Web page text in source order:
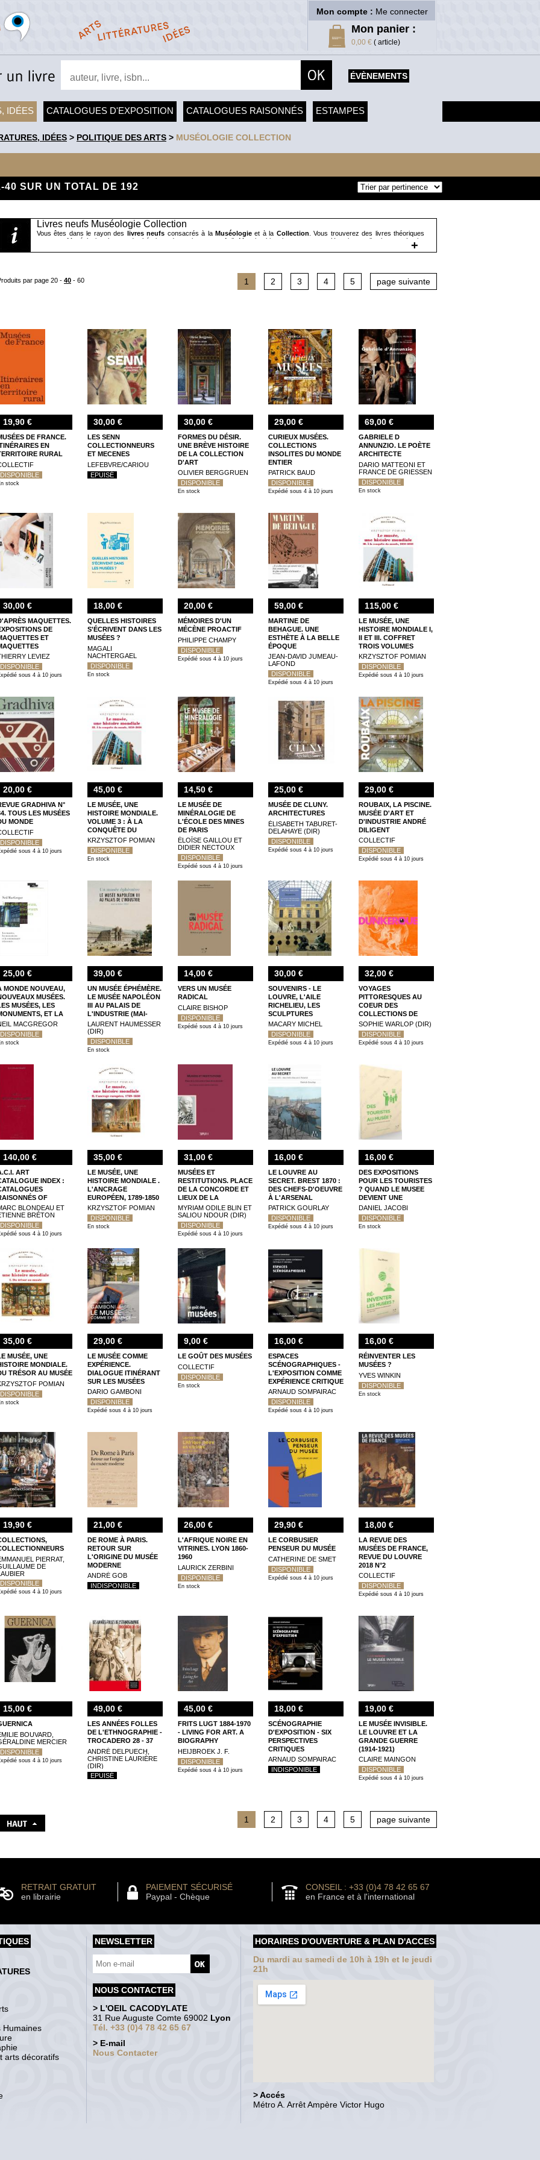
Mon compte : Me connecter
Mon panier :
0,00 € ( article)
ÉVÈNEMENTS
IDÉES CATALOGUES D'EXPOSITION CATALOGUES RAISONNÉS ESTAMPES
IDÉES > POLITIQUE DES ARTS > MUSÉOLOGIE COLLECTION
40 SUR UN TOTAL DE 192
Livres neufs Muséologie Collection
Vous êtes dans le rayon des livres neufs consacrés à la Muséologieet à la Collection . Vous trouverez des livres théoriques
comme « Muséologie, champs de théorie et de pratique » par Anik Meunier, historiques comme « Un prince collectionneur, Louis-
+
par page 20 - 40 - 60 1 2 3 4 5 page suivante
19,90 €
DE FRANCE.
EN
RURAL
DISPONIBLE
stock
30,00 €
LES SENN
COLLECTIONNEURS
ET MECENES
LEFEBVRE/CARIOU
EPUISÉ
30,00 €
FORMES DU DÉSIR.
UNE BRÈVE HISTOIRE
DE LA COLLECTION
D'ART
OLIVIER BERGGRUEN
DISPONIBLE
En stock
29,00 €
CURIEUX MUSÉES.
COLLECTIONS
INSOLITES DU MONDE
ENTIER
PATRICK BAUD
DISPONIBLE
Expédié sous 4 à 10 jours
69,00 €
GABRIELE D
ANNUNZIO. LE POÈTE
ARCHITECTE
DARIO MATTEONI ET
FRANCE DE GRIESSEN
DISPONIBLE
En stock
30,00 €
MAQUETTES.
DE
ET
LEVIEZ
DISPONIBLE
sous 4 à 10 jours
18,00 €
QUELLES HISTOIRES
S'ÉCRIVENT DANS LES
MUSÉES ?
MAGALI
NACHTERGAEL
DISPONIBLE
En stock
20,00 €
MÉMOIRES D'UN
MÉCÈNE PROACTIF
PHILIPPE CHAMPY
DISPONIBLE
Expédié sous 4 à 10 jours
59,00 €
MARTINE DE
BEHAGUE. UNE
ESTHÈTE À LA BELLE
ÉPOQUE
JEAN-DAVID JUMEAU-
LAFOND
DISPONIBLE
Expédié sous 4 à 10 jours
115,00 €
LE MUSÉE, UNE
HISTOIRE MONDIALE I,
II ET III. COFFRET
TROIS VOLUMES
KRZYSZTOF POMIAN
DISPONIBLE
Expédié sous 4 à 10 jours
20,00 €
GRADHIVA N°
TOUS LES MUSÉES
MONDE
DISPONIBLE
sous 4 à 10 jours
45,00 €
LE MUSÉE, UNE
HISTOIRE MONDIALE.
VOLUME 3 : À LA
CONQUÊTE DU
MONDE (1850-2020)
KRZYSZTOF POMIAN
DISPONIBLE
En stock
14,50 €
LE MUSÉE DE
MINÉRALOGIE DE
L'ÉCOLE DES MINES
DE PARIS
ÉLOÏSE GAILLOU ET
DIDIER NECTOUX
DISPONIBLE
Expédié sous 4 à 10 jours
25,00 €
MUSÉE DE CLUNY.
ARCHITECTURES
ÉLISABETH TABURET-
DELAHAYE (DIR)
DISPONIBLE
Expédié sous 4 à 10 jours
29,00 €
ROUBAIX, LA PISCINE.
MUSÉE D'ART ET
D'INDUSTRIE ANDRÉ
DILIGENT
COLLECTIF
DISPONIBLE
Expédié sous 4 à 10 jours
25,00 €
MONDE NOUVEAU,
MUSÉES.
MUSÉES, LES
ET LA
MACGREGOR
DISPONIBLE
stock
39,00 €
UN MUSÉE ÉPHÉMÈRE.
LE MUSÉE NAPOLÉON
III AU PALAIS DE
L'INDUSTRIE (MAI-
OCTOBRE 1862)
LAURENT HAUMESSER
(DIR)
DISPONIBLE
En stock
14,00 €
VERS UN MUSÉE
RADICAL
CLAIRE BISHOP
DISPONIBLE
Expédié sous 4 à 10 jours
30,00 €
SOUVENIRS - LE
LOUVRE, L'AILE
RICHELIEU, LES
SCULPTURES
FRANCAISES
MACARY MICHEL
DISPONIBLE
Expédié sous 4 à 10 jours
32,00 €
VOYAGES
PITTORESQUES AU
COEUR DES
COLLECTIONS DE
DUNKERQUE
SOPHIE WARLOP (DIR)
DISPONIBLE
Expédié sous 4 à 10 jours
140,00 €
ART
INDEX :
OF
(1240-2019)
BLONDEAU ET
BRÉTON
DISPONIBLE
sous 4 à 10 jours
35,00 €
LE MUSÉE, UNE
HISTOIRE MONDIALE .
L'ANCRAGE
EUROPÉEN, 1789-1850
KRZYSZTOF POMIAN
DISPONIBLE
En stock
31,00 €
MUSÉES ET
RESTITUTIONS. PLACE
DE LA CONCORDE ET
LIEUX DE LA
DISCORDE
MYRIAM ODILE BLIN ET
SALIOU NDOUR (DIR)
DISPONIBLE
Expédié sous 4 à 10 jours
16,00 €
LE LOUVRE AU
SECRET. BREST 1870 :
DES CHEFS-D'OEUVRE
À L'ARSENAL
PATRICK GOURLAY
DISPONIBLE
Expédié sous 4 à 10 jours
16,00 €
DES EXPOSITIONS
POUR LES TOURISTES
? QUAND LE MUSEE
DEVIENT UNE
ATTRACTION
DANIEL JACOBI
DISPONIBLE
En stock
35,00 €
MUSÉE, UNE
MONDIALE.
TRÉSOR AU MUSÉE
POMIAN
DISPONIBLE
stock
29,00 €
LE MUSÉE COMME
EXPÉRIENCE.
DIALOGUE ITINÉRANT
SUR LES MUSÉES
D'ARTISTES ET DE
COLLECTIONNEURS
DARIO GAMBONI
DISPONIBLE
Expédié sous 4 à 10 jours
9,00 €
LE GOÛT DES MUSÉES
COLLECTIF
DISPONIBLE
En stock
16,00 €
ESPACES
SCÉNOGRAPHIQUES -
L'EXPOSITION COMME
EXPÉRIENCE CRITIQUE
ET SENSIBLE
ARNAUD SOMPAIRAC
DISPONIBLE
Expédié sous 4 à 10 jours
16,00 €
RÉINVENTER LES
MUSÉES ?
YVES WINKIN
DISPONIBLE
En stock
19,90 €
PIERRAT,
DE
DISPONIBLE
sous 4 à 10 jours
21,00 €
DE ROME À PARIS.
RETOUR SUR
L'ORIGINE DU MUSÉE
MODERNE
ANDRÉ GOB
INDISPONIBLE
26,00 €
L'AFRIQUE NOIRE EN
VITRINES. LYON 1860-
1960
LAURICK ZERBINI
DISPONIBLE
En stock
29,90 €
LE CORBUSIER
PENSEUR DU MUSÉE
CATHERINE DE SMET
DISPONIBLE
Expédié sous 4 à 10 jours
18,00 €
LA REVUE DES
MUSÉES DE FRANCE,
REVUE DU LOUVRE
2018 N°2
COLLECTIF
DISPONIBLE
Expédié sous 4 à 10 jours
15,00 €
BOUVARD,
MERCIER
DISPONIBLE
sous 4 à 10 jours
49,00 €
LES ANNÉES FOLLES
DE L'ETHNOGRAPHIE -
TROCADERO 28 - 37
ANDRÉ DELPUECH,
CHRISTINE LAURIÈRE
(DIR)
EPUISÉ
45,00 €
FRITS LUGT 1884-1970
- LIVING FOR ART. A
BIOGRAPHY
HEIJBROEK J. F.
DISPONIBLE
Expédié sous 4 à 10 jours
18,00 €
SCÉNOGRAPHIE
D'EXPOSITION - SIX
PERSPECTIVES
CRITIQUES
ARNAUD SOMPAIRAC
INDISPONIBLE
19,00 €
LE MUSÉE INVISIBLE.
LE LOUVRE ET LA
GRANDE GUERRE
(1914-1921)
CLAIRE MAINGON
DISPONIBLE
Expédié sous 4 à 10 jours
1 2 3 4 5 page suivante
RETRAIT GRATUIT
en librairie
PAIEMENT SÉCURISÉ
Paypal - Chèque
CONSEIL : +33 (0)4 78 42 65 67
en France et à l'international
Humaines
arts décoratifs
NEWSLETTER
NOUS CONTACTER
> L'OEIL CACODYLATE
31 Rue Auguste Comte 69002 Lyon
Tél. +33 (0)4 78 42 65 67
> E-mail
Nous Contacter
HORAIRES D'OUVERTURE & PLAN D'ACCES
Du mardi au samedi de 10h à 19h et le jeudi
21h
> Accés
Métro A. Arrêt Ampère Victor Hugo